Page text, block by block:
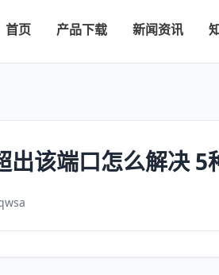
首页 产品下载 新闻资讯
该端口怎么解决 5